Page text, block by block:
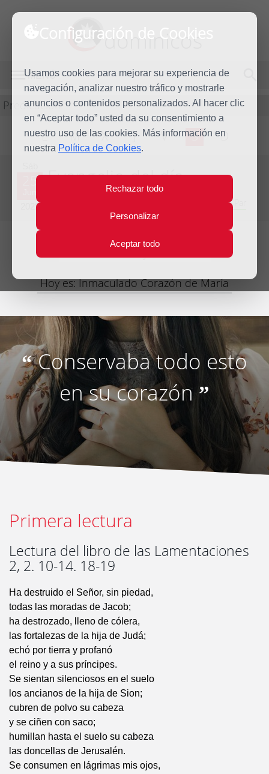
Configuración de Cookies
Usamos cookies para mejorar su experiencia de
navegación, analizar nuestro tráfico y mostrarle
anuncios o contenidos personalizados. Al hacer clic
en “Aceptar todo” usted da su consentimiento a
nuestro uso de las cookies. Más información en
nuestra Política de Cookies.
Rechazar todo
Personalizar
Aceptar todo
dominicos
MENÚ
Predicación
L M X J V S D
25
2022
Evangelio del día
Duodécima Semana del Tiempo Ordinario - Año Par
Lecturas del día y comentario
Hoy es: Inmaculado Corazón de María
“Conservaba todo esto
en su corazón ”
Primera lectura
Lectura del libro de las Lamentaciones
2, 2. 10-14. 18-19
Ha destruido el Señor, sin piedad,
todas las moradas de Jacob;
ha destrozado, lleno de cólera,
las fortalezas de la hija de Judá;
echó por tierra y profanó
el reino y a sus príncipes.
Se sientan silenciosos en el suelo
los ancianos de la hija de Sion;
cubren de polvo su cabeza
y se ciñen con saco;
humillan hasta el suelo su cabeza
las doncellas de Jerusalén.
Se consumen en lágrimas mis ojos,